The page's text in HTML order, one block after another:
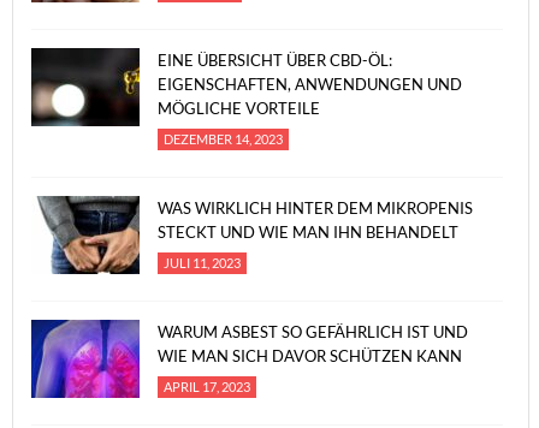
EINE ÜBERSICHT ÜBER CBD-ÖL:
EIGENSCHAFTEN, ANWENDUNGEN UND
MÖGLICHE VORTEILE
DEZEMBER 14, 2023
WAS WIRKLICH HINTER DEM MIKROPENIS
STECKT UND WIE MAN IHN BEHANDELT
JULI 11, 2023
WARUM ASBEST SO GEFÄHRLICH IST UND
WIE MAN SICH DAVOR SCHÜTZEN KANN
APRIL 17, 2023